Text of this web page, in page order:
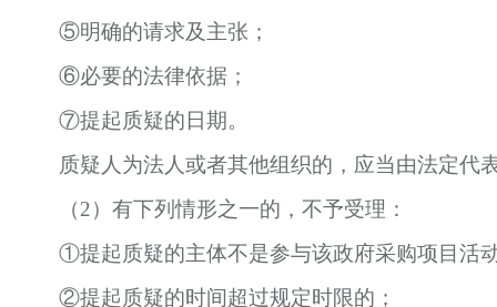
⑤明确的请求及主张；
⑥必要的法律依据；
⑦提起质疑的日期。
质疑人为法人或者其他组织的，应当由法定代
（2）有下列情形之一的，不予受理：
①提起质疑的主体不是参与该政府采购项目活
②提起质疑的时间超过规定时限的；